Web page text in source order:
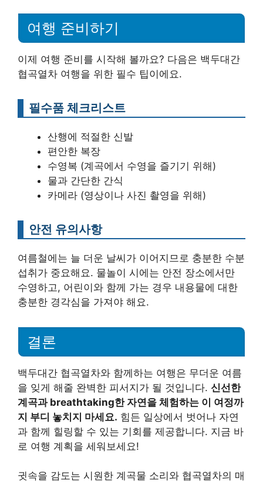
여행 준비하기
이제 여행 준비를 시작해 볼까요? 다음은 백두대간
협곡열차 여행을 위한 필수 팁이에요.
필수품 체크리스트
산행에 적절한 신발
편안한 복장
수영복 (계곡에서 수영을 즐기기 위해)
물과 간단한 간식
카메라 (영상이나 사진 촬영을 위해)
안전 유의사항
여름철에는 늘 더운 날씨가 이어지므로 충분한 수분
섭취가 중요해요. 물놀이 시에는 안전 장소에서만
수영하고, 어린이와 함께 가는 경우 내용물에 대한
충분한 경각심을 가져야 해요.
결론
백두대간 협곡열차와 함께하는 여행은 무더운 여름
을 잊게 해줄 완벽한 피서지가 될 것입니다. 신선한
계곡과 breathtaking한 자연을 체험하는 이 여정까
지 부디 놓치지 마세요. 힘든 일상에서 벗어나 자연
과 함께 힐링할 수 있는 기회를 제공합니다. 지금 바
로 여행 계획을 세워보세요!
귓속을 감도는 시원한 계곡물 소리와 협곡열차의 매